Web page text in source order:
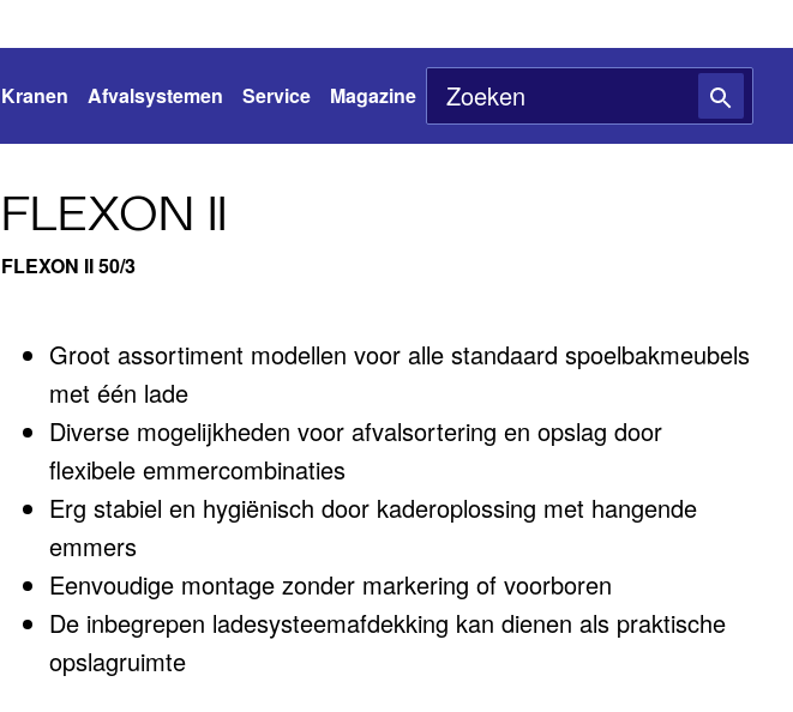
Kranen Afvalsystemen Service Magazine
FLEXON II
FLEXON II 50/3
Groot assortiment modellen voor alle standaard spoelbakmeubels
met één lade
Diverse mogelijkheden voor afvalsortering en opslag door
flexibele emmercombinaties
Erg stabiel en hygiënisch door kaderoplossing met hangende
emmers​
Eenvoudige montage zonder markering of voorboren
De inbegrepen ladesysteemafdekking kan dienen als praktische
opslagruimte